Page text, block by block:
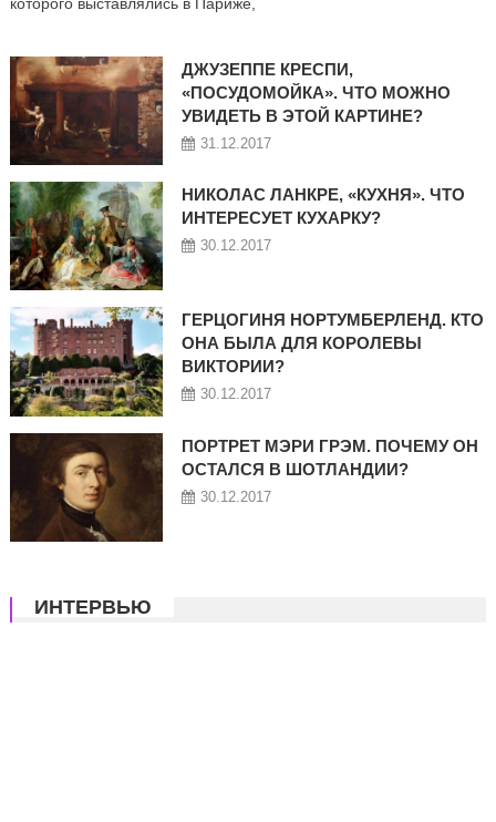
ДЖУЗЕППЕ КРЕСПИ,
«ПОСУДОМОЙКА». ЧТО МОЖНО
УВИДЕТЬ В ЭТОЙ КАРТИНЕ?
31.12.2017
НИКОЛАС ЛАНКРЕ, «КУХНЯ». ЧТО
ИНТЕРЕСУЕТ КУХАРКУ?
30.12.2017
ГЕРЦОГИНЯ НОРТУМБЕРЛЕНД. КТО
ОНА БЫЛА ДЛЯ КОРОЛЕВЫ
ВИКТОРИИ?
30.12.2017
ПОРТРЕТ МЭРИ ГРЭМ. ПОЧЕМУ ОН
ОСТАЛСЯ В ШОТЛАНДИИ?
30.12.2017
ИНТЕРВЬЮ